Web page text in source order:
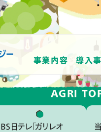
事業内容 導入
AGRI
BS日テレ「ガリレオ